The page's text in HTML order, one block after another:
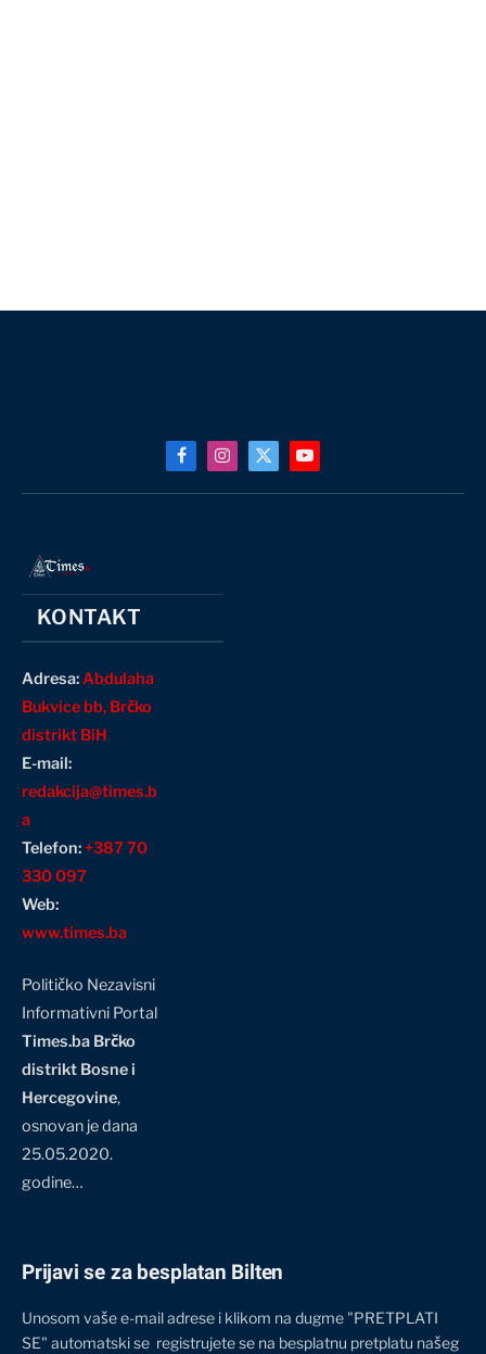
FacebookInstagram
X
YouTube
KONTAKT
Adresa: Abdulaha
Bukvice bb, Brčko
distrikt BiH
E-mail:
redakcija@times.b
a
Telefon:+387 70
330 097
Web:
www.times.ba
Političko Nezavisni
Informativni Portal
Times.ba Brčko
distrikt Bosne i
Hercegovine,
osnovan je dana
25.05.2020.
godine…
Prijavi se za besplatan Bilten
Unosom vaše e-mail adrese i klikom na dugme "PRETPLATI
SE" automatski se registrujete se na besplatnu pretplatu našeg